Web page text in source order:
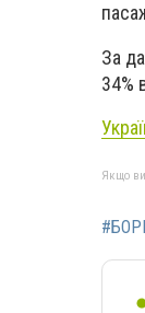
За
34%
Якщо ви